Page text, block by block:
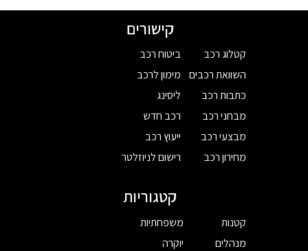
קישורים
קטלוג רכב
השוואת רכבים
כתבות רכב
מבחני רכב
מבצעי רכב
מחירון רכב
ביטוח רכב
מימון לרכב
ליסינג
רכב חדש
ייעוץ רכב
רישום לניוזלטר
קטגוריות
קטנות
מנהלים
משפחתיות
יוקרה